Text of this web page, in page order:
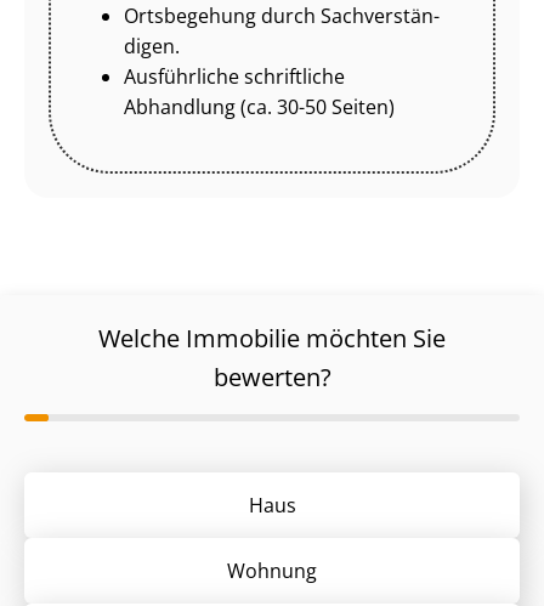
Ortsbegehung durch Sach­ver­stän­
di­gen.
Ausführliche schriftliche
Abhandlung (ca. 30-50 Seiten)
Welche Immobilie möchten Sie
bewerten?
Haus
Wohnung